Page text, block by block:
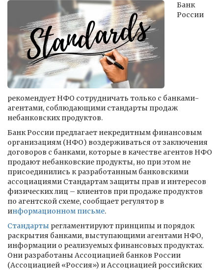
Банк
России
рекомендует НФО сотрудничать только с банками-
агентами, соблюдающими стандарты продаж
небанковских продуктов.
Банк России предлагает некредитным финансовым
организациям (НФО) воздерживаться от заключения
договоров с банками, которые в качестве агентов НФО
продают небанковские продукты, но при этом не
присоединились к разработанным банковскими
ассоциациями Стандартам защиты прав и интересов
физических лиц – клиентов при продаже продуктов
по агентской схеме, сообщает регулятор в
информационном письме.
Стандарты регламентируют принципы и порядок
раскрытия банками, выступающими агентами НФО,
информации о реализуемых финансовых продуктах.
Они разработаны Ассоциацией банков России
(Ассоциацией «Россия») и Ассоциацией российских